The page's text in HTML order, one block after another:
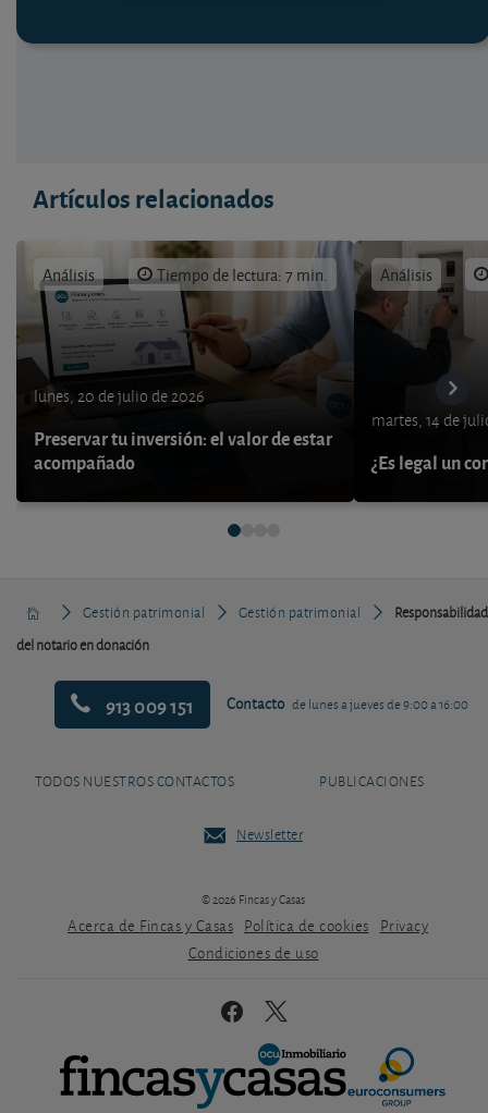
Artículos relacionados
Análisis Tiempo de lectura: 7 min.
lunes, 20 de julio de 2026
Preservar tu inversión: el valor de estar
acompañado
Análisis
martes, 14 de
¿Es legal un
Gestión patrimonial Gestión patrimonial
Responsabilidad
del notario en donación
913 009 151 Contacto de lunes a jueves de 9:00 a 16:00
TODOS NUESTROS CONTACTOS PUBLICACIONES
Newsletter
© 2026 Fincas y Casas
Acerca de Fincas y Casas Política de cookies
Privacy
Condiciones de uso